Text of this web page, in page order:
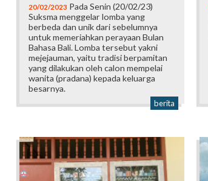
20/02/2023 Pada Senin (20/02/23)
Suksma menggelar lomba yang
berbeda dan unik dari sebelumnya
untuk memeriahkan perayaan Bulan
Bahasa Bali. Lomba tersebut yakni
mejejauman, yaitu tradisi berpamitan
yang dilakukan oleh calon mempelai
wanita (pradana) kepada keluarga
besarnya.
berita